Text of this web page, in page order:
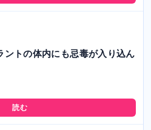
ントの体内にも忌毒が入り込ん
読む